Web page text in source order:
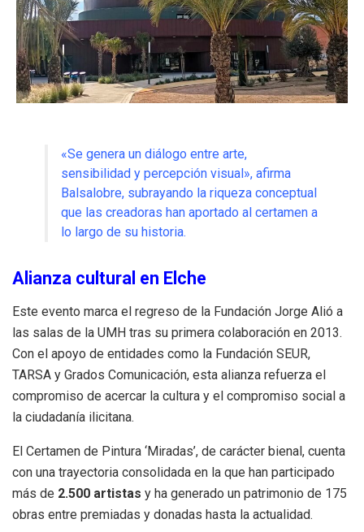
«Se genera un diálogo entre arte,
sensibilidad y percepción visual», afirma
Balsalobre, subrayando la riqueza conceptual
que las creadoras han aportado al certamen a
lo largo de su historia.
Alianza cultural en Elche
Este evento marca el regreso de la Fundación Jorge Alió a
las salas de la UMH tras su primera colaboración en 2013.
Con el apoyo de entidades como la Fundación SEUR,
TARSA y Grados Comunicación, esta alianza refuerza el
compromiso de acercar la cultura y el compromiso social a
la ciudadanía ilicitana.
El Certamen de Pintura ‘Miradas’, de carácter bienal, cuenta
con una trayectoria consolidada en la que han participado
más de 2.500 artistas y ha generado un patrimonio de 175
obras entre premiadas y donadas hasta la actualidad.